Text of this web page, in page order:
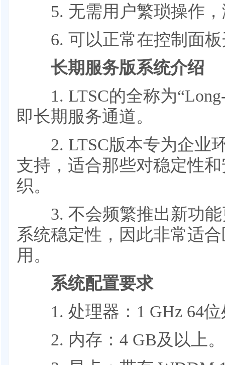
5. 无需用户繁琐操作，
6. 可以正常在控制面板
长期服务版系统介绍
1. LTSC的全称为“Long-
即长期服务通道。
2. LTSC版本专为企业
支持，适合那些对稳定性
织。
3. 不会频繁推出新功能
系统稳定性，因此非常适
用。
系统配置要求
1. 处理器：1 GHz 64位
2. 内存：4 GB及以上。